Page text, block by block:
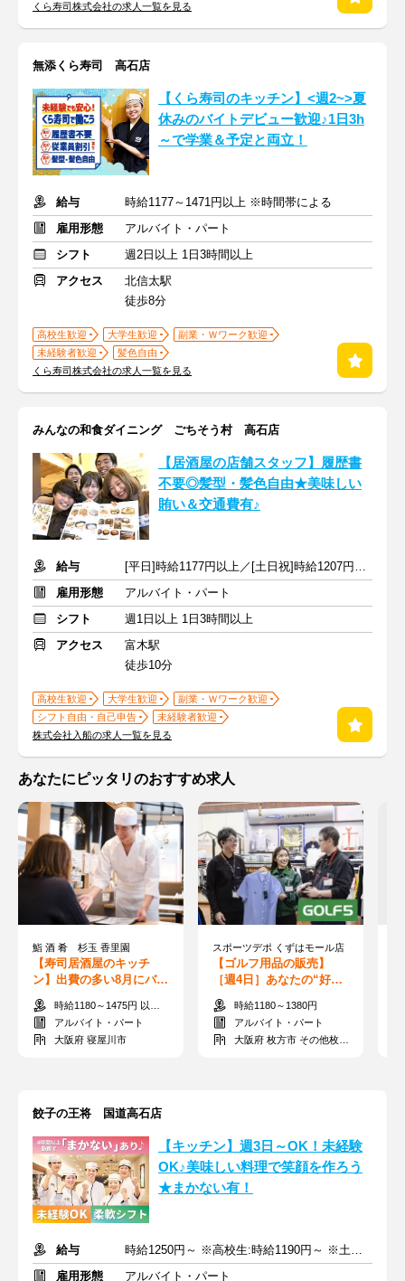
くら寿司株式会社の求人一覧を見る
無添くら寿司 高石店
【くら寿司のキッチン】<週2~>夏
休みのバイトデビュー歓迎♪1日3h
～で学業＆予定と両立！
給与
時給1177～1471円以上 ※時間帯による
雇用形態
アルバイト・パート
シフト
週2日以上 1日3時間以上
アクセス
北信太駅
徒歩8分
高校生歓迎 大学生歓迎
副業・Ｗワーク歓迎
未経験者歓迎
髪色自由
くら寿司株式会社の求人一覧を見る
みんなの和食ダイニング ごちそう村 高石店
【居酒屋の店舗スタッフ】履歴書
不要◎髪型・髪色自由★美味しい
賄い＆交通費有♪
給与
[平日]時給1177円以上／[土日祝]時給1207円以上+交通費支給
雇用形態
アルバイト・パート
シフト
週1日以上 1日3時間以上
アクセス
富木駅
徒歩10分
高校生歓迎 大学生歓迎
副業・Ｗワーク歓迎
シフト自由・自己申告
未経験者歓迎
株式会社入船の求人一覧を見る
あなたにピッタリのおすすめ求人
鮨 酒 肴 杉玉 香里園
【寿司居酒屋のキッチ
ン】出費の多い8月にバイ
ト開始♪髪/カラコンetc.オ
シャレ自由★
時給1180～1475円 以上 ※交通費支給
アルバイト・パート
大阪府 寝屋川市
スポーツデポ くずはモール店
【ゴルフ用品の販売】
［週4日］あなたの“好
き”を活かせる仕事◎未経
験OK！シフト相談OK
時給1180～1380円
アルバイト・パート
大阪府 枚方市 その他枚方市
餃子の王将 国道高石店
【キッチン】週3日～OK！未経験
OK♪美味しい料理で笑顔を作ろう
★まかない有！
給与
時給1250円～ ※高校生:時給1190円～ ※土日祝+50円
雇用形態
アルバイト・パート